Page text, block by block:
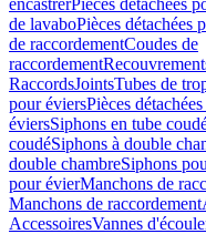
encastrerPièces détachées
de lavaboPièces détachées
de raccordementCoudes de
raccordement
RaccordsJointsTubes de
pour éviersPièces
éviersSiphons en tube
coudéSiphons à double
double chambreSiphons
pour évierManchons de
Manchons de raccordement
AccessoiresVannes